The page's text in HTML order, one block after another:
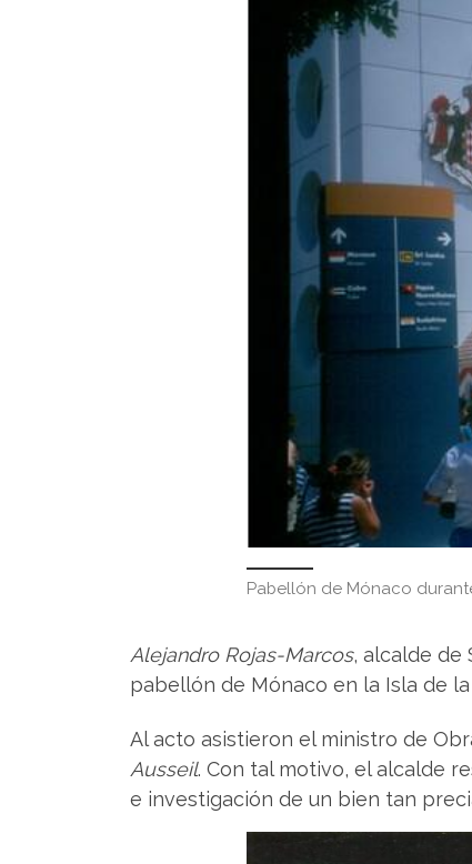
Pabellón de Mónaco
Alejandro Rojas-Marcos, alcalde de
pabellón de Mónaco en la Isla de
Al acto asistieron el ministro de
Ausseil. Con tal motivo, el alcalde
e investigación de un bien tan